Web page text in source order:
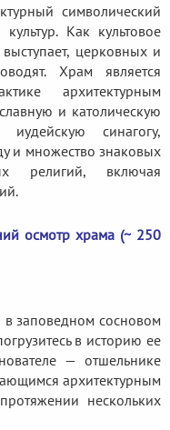
символический
Как культовое
церковных и
Храм является
архитектурным
и католическую
иудейскую синагогу,
и множество знаковых
религий, включая
осмотр храма (~ 250
заповедном сосновом
в историю ее
— отшельнике
архитектурным
нескольких